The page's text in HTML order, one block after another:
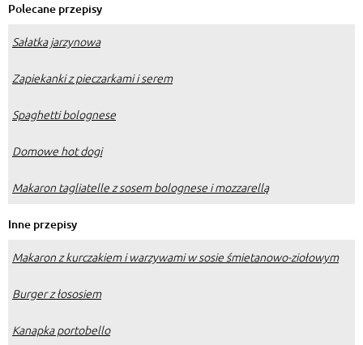
Polecane przepisy
Sałatka jarzynowa
Zapiekanki z pieczarkami i serem
Spaghetti bolognese
Domowe hot dogi
Makaron tagliatelle z sosem bolognese i mozzarellą
Inne przepisy
Makaron z kurczakiem i warzywami w sosie śmietanowo-ziołowym
Burger z łososiem
Kanapka portobello